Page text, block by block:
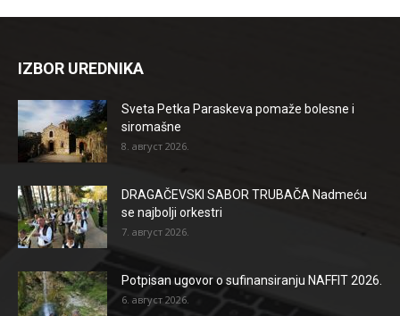
IZBOR UREDNIKA
Sveta Petka Paraskeva pomaže bolesne i
siromašne
8. август 2026.
DRAGAČEVSKI SABOR TRUBAČA Nadmeću
se najbolji orkestri
7. август 2026.
Potpisan ugovor o sufinansiranju NAFFIT 2026.
6. август 2026.